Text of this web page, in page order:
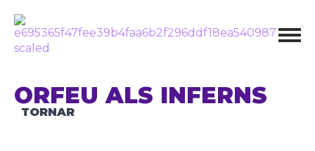
ORFEU ALS INFERNS
TORNAR